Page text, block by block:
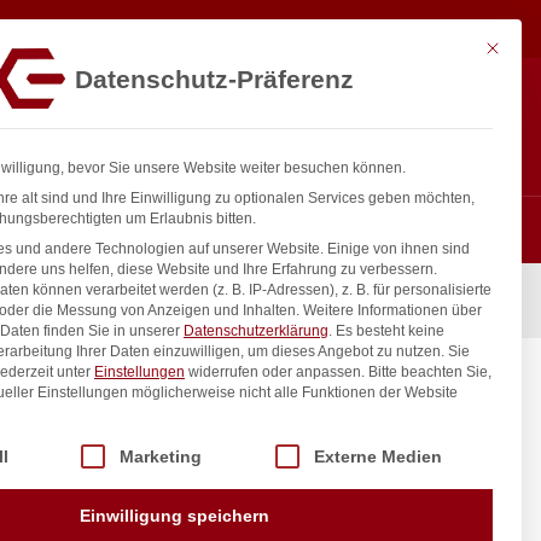
HENDI, ø260x(H)25mm
inkl. / exkl. MwSt.
€ exkl. MwSt. In den Warenkorb
Mit
Datenschutz-Präferenz
bevor Sie unsere Website weiter besuchen können.
alt sind und Ihre Einwilligung zu optionalen Services geben möchten,
um Erlaubnis bitten.
und andere Technologien auf unserer Website. Einige von ihnen sind
uns helfen, diese Website und Ihre Erfahrung zu verbessern.
können verarbeitet werden (z. B. IP-Adressen), z. B. für personalisierte
die Messung von Anzeigen und Inhalten. Weitere Informationen über
finden Sie in unserer Datenschutzerklärung. Es besteht keine
Ihrer Daten einzuwilligen, um dieses Angebot zu nutzen. Sie
unter Einstellungen widerrufen oder anpassen. Bitte beachten Sie,
Einstellungen möglicherweise nicht alle Funktionen der Website
Service-Gruppen, für die eine Einwilligung erteilt werden kann.
Marketing Externe Medien
Einwilligung speichern